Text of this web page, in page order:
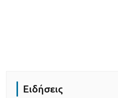
Ειδήσεις